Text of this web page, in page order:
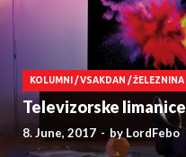
KOLUMNI /VSAKDAN /ŽELEZNINA
Televizorske limanice
8. June, 2017 - by LordFebo